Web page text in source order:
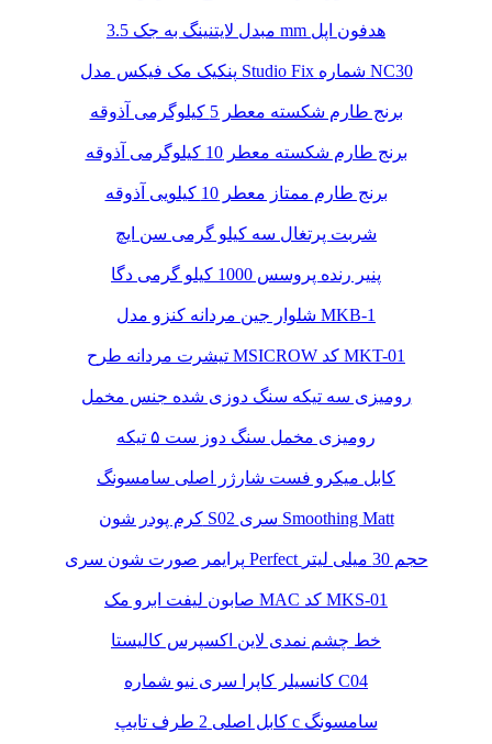
مبدل لایتنینگ به جک 3.5 mm هدفون اپل
پنکیک مک فیکس مدل Studio Fix شماره NC30
برنج طارم شکسته معطر 5 کیلوگرمی آذوقه
برنج طارم شکسته معطر 10 کیلوگرمی آذوقه
برنج طارم ممتاز معطر 10 کیلویی آذوقه
شربت پرتغال سه کیلو گرمی سن ایچ
پنیر رنده پروسس 1000 کیلو گرمی دگا
شلوار جین مردانه کنزو مدل MKB-1
تیشرت مردانه طرح MSICROW کد MKT-01
رومیزی سه تیکه سنگ دوزی شده جنس مخمل
رومیزی مخمل سنگ دوز ست ۵ تیکه
کابل میکرو فست شارژر اصلی سامسونگ
کرم پودر شون S02 سری Smoothing Matt
پرایمر صورت شون سری Perfect حجم 30 میلی لیتر
صابون لیفت ابرو مک MAC کد MKS-01
خط چشم نمدی لاین اکسپرس کالیستا
کانسیلر کاپرا سری نیو شماره C04
کابل اصلی 2 طرف تایپ c سامسونگ